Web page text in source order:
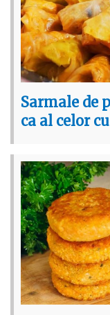
Sarmale de
ca al celor